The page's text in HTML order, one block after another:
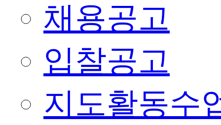
채용공고
입찰공고
지도활동수